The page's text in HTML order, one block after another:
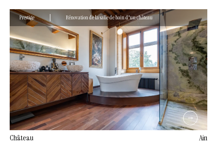
Prestige Rénovation de la salle de bain d'un château
Château Ain